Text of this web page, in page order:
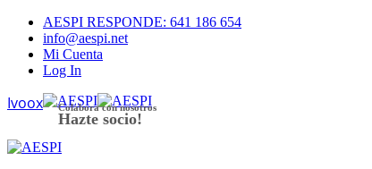
AESPI RESPONDE: 641 186 654
info@aespi.net
Mi Cuenta
Log In
Colabora con nosotros
Hazte socio!